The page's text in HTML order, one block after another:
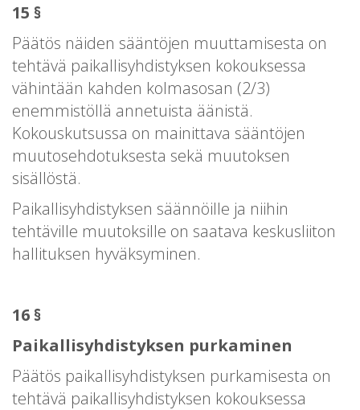
15 §
Päätös näiden sääntöjen muuttamisesta on
tehtävä paikallisyhdistyksen kokouksessa
vähintään kahden kolmasosan (2/3)
enemmistöllä annetuista äänistä.
Kokouskutsussa on mainittava sääntöjen
muutosehdotuksesta sekä muutoksen
sisällöstä.
Paikallisyhdistyksen säännöille ja niihin
tehtäville muutoksille on saatava keskusliiton
hallituksen hyväksyminen.
16 §
Paikallisyhdistyksen purkaminen
Päätös paikallisyhdistyksen purkamisesta on
tehtävä paikallisyhdistyksen kokouksessa